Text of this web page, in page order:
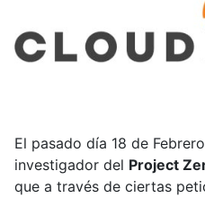
El pasado día 18 de
investigador del Project
que a través de ciertas